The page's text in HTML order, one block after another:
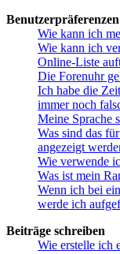
Wie kann ich
Wie kann ich
Online-Liste
Die Forenuhr
Ich habe die
immer noch
Meine Sprache
Was sind das
angezeigt
Wie verwende
Was ist mein
Wenn ich bei
werde ich
Beiträge schreiben
Wie erstelle ich